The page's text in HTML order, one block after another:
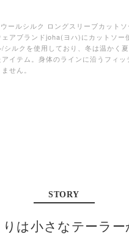
ールシルク ロングスリーブカット
アブランドjoha(ヨハ)にカットソー
シルクを使用しており、冬は温かく
イテム。身体のラインに沿うフィ
せん。
STORY
は小さなテーラー